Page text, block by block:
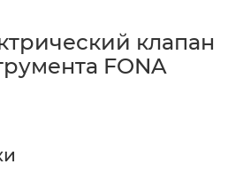
клапан
FONA